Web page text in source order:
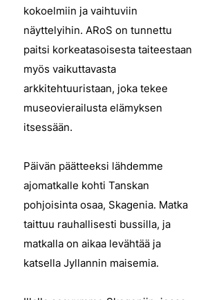
kokoelmiin ja vaihtuviin
näyttelyihin. ARoS on tunnettu
paitsi korkeatasoisesta taiteestaan
myös vaikuttavasta
arkkitehtuuristaan, joka tekee
museovierailusta elämyksen
itsessään.
Päivän päätteeksi lähdemme
ajomatkalle kohti Tanskan
pohjoisinta osaa, Skagenia. Matka
taittuu rauhallisesti bussilla, ja
matkalla on aikaa levähtää ja
katsella Jyllannin maisemia.